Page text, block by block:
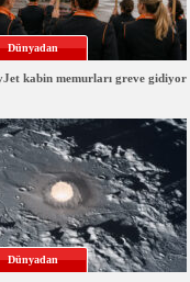
Dünyadan
kabin memurları greve gidiyor
Dünyadan